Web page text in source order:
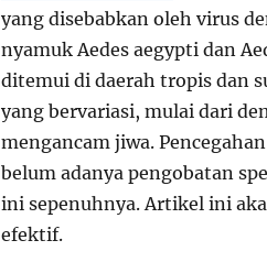
yang disebabkan oleh virus
nyamuk Aedes aegypti dan
ditemui di daerah tropis dan
yang bervariasi, mulai dari
mengancam jiwa.
belum adanya pengobatan
ini sepenuhnya. Artikel ini
efektif.